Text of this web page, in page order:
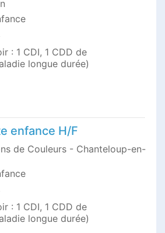
: 1 CDI, 1 CDD de
longue durée)
enfance H/F
de Couleurs - Chanteloup-en-
: 1 CDI, 1 CDD de
longue durée)